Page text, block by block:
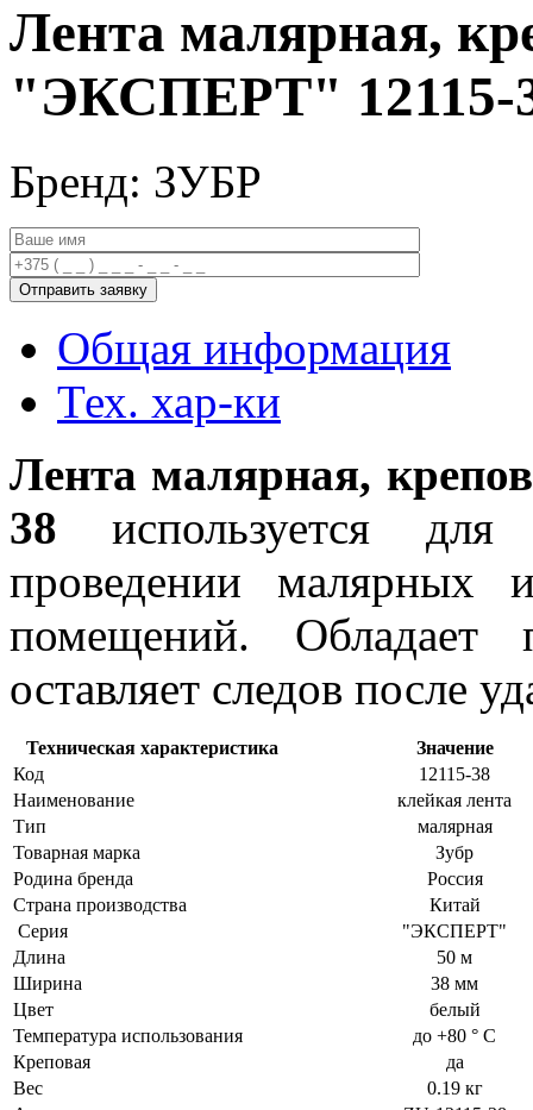
Лента малярная,
"ЭКСПЕРТ" 12115-
Бренд: ЗУБР
Общая информация
Тех. хар-ки
Лента малярная,
38 используется
проведении малярных
помещений. Обладает
оставляет следов после
Техническая характеристика
Значение
Код
12115-38
Наименование
клейкая лента
Тип
малярная
Товарная марка
Зубр
Родина бренда
Россия
Страна производства
Китай
Серия
"ЭКСПЕРТ"
Длина
50 м
Ширина
38 мм
Цвет
белый
Температура использования
до +80 ° С
Креповая
да
Вес
0.19 кг